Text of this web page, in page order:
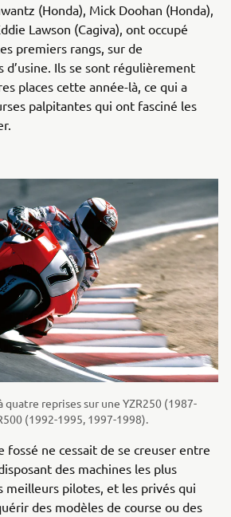
(Honda), Mick Doohan (Honda),
Lawson (Cagiva), ont occupé
premiers rangs, sur de
Ils se sont régulièrement
places cette année-là, ce qui a
palpitantes qui ont fasciné les
quatre reprises sur une YZR250 (1987-
(1992-1995, 1997-1998).
fossé ne cessait de se creuser entre
des machines les plus
meilleurs pilotes, et les privés qui
des modèles de course ou des